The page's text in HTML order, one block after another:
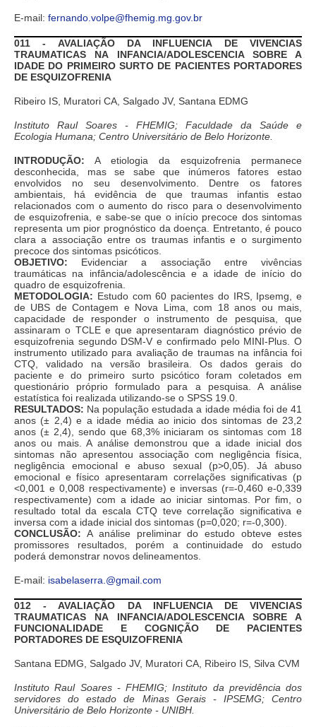
E-mail: fernando.volpe@fhemig.mg.gov.br
011 - AVALIAÇÃO DA INFLUENCIA DE VIVENCIAS
TRAUMATICAS NA INFANCIA/ADOLESCENCIA SOBRE A
IDADE DO PRIMEIRO SURTO DE PACIENTES PORTADORES
DE ESQUIZOFRENIA
Ribeiro IS, Muratori CA, Salgado JV, Santana EDMG
Instituto Raul Soares - FHEMIG; Faculdade da Saúde e
Ecologia Humana; Centro Universitário de Belo Horizonte.
INTRODUÇÃO: A etiologia da esquizofrenia permanece
desconhecida, mas se sabe que inúmeros fatores estao
envolvidos no seu desenvolvimento. Dentre os fatores
ambientais, há evidência de que traumas infantis estao
relacionados com o aumento do risco para o desenvolvimento
de esquizofrenia, e sabe-se que o início precoce dos sintomas
representa um pior prognóstico da doença. Entretanto, é pouco
clara a associação entre os traumas infantis e o surgimento
precoce dos sintomas psicóticos.
OBJETIVO: Evidenciar a associação entre vivências
traumáticas na infância/adolescência e a idade de início do
quadro de esquizofrenia.
METODOLOGIA: Estudo com 60 pacientes do IRS, Ipsemg, e
de UBS de Contagem e Nova Lima, com 18 anos ou mais,
capacidade de responder o instrumento de pesquisa, que
assinaram o TCLE e que apresentaram diagnóstico prévio de
esquizofrenia segundo DSM-V e confirmado pelo MINI-Plus. O
instrumento utilizado para avaliação de traumas na infância foi
CTQ, validado na versão brasileira. Os dados gerais do
paciente e do primeiro surto psicótico foram coletados em
questionário próprio formulado para a pesquisa. A análise
estatística foi realizada utilizando-se o SPSS 19.0.
RESULTADOS: Na população estudada a idade média foi de 41
anos (± 2,4) e a idade média ao inicio dos sintomas de 23,2
anos (± 2,4), sendo que 68,3% iniciaram os sintomas com 18
anos ou mais. A análise demonstrou que a idade inicial dos
sintomas não apresentou associação com negligência física,
negligência emocional e abuso sexual (p>0,05). Já abuso
emocional e físico apresentaram correlações significativas (p
<0,001 e 0,008 respectivamente) e inversas (r=-0,460 e-0,339
respectivamente) com a idade ao iniciar sintomas. Por fim, o
resultado total da escala CTQ teve correlação significativa e
inversa com a idade inicial dos sintomas (p=0,020; r=-0,300).
CONCLUSÃO: A análise preliminar do estudo obteve estes
promissores resultados, porém a continuidade do estudo
poderá demonstrar novos delineamentos.
E-mail: isabelaserra.@gmail.com
012 - AVALIAÇÃO DA INFLUENCIA DE VIVENCIAS
TRAUMATICAS NA INFANCIA/ADOLESCENCIA SOBRE A
FUNCIONALIDADE E COGNIÇÃO DE PACIENTES
PORTADORES DE ESQUIZOFRENIA
Santana EDMG, Salgado JV, Muratori CA, Ribeiro IS, Silva CVM
Instituto Raul Soares - FHEMIG; Instituto da previdência dos
servidores do estado de Minas Gerais - IPSEMG; Centro
Universitário de Belo Horizonte - UNIBH.